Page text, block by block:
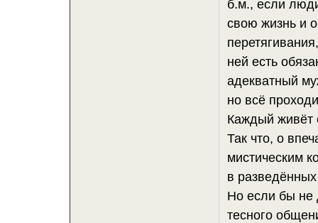
б.м., если
свою жизнь и
ней есть
адекватный
но всё
Каждый живёт
Так что, о
мистическим
в
Но если бы не
тесного